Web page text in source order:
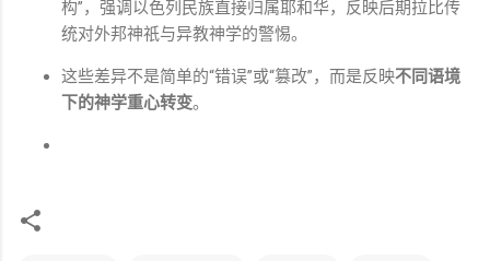
构”， 强调以色列 民族直接归属耶和华， 反映后期拉 比传
统对外邦神祇与异教神学的警惕。
这些差异不是简单的“错误”或“篡改”， 而是反映不同语境
下的神学重心转变。